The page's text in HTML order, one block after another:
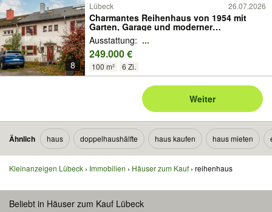
8
Lübeck 26.07.2026
Charmantes Reihenhaus von 1954 mit
Garten, Garage und moderner
Dachsanierung auf Erbpachtgrundstück
Ausstattung: ...
249.000 €
100 m² 6 Zi.
Weiter
Ähnlich haus doppelhaushälfte haus kaufen haus mieten
Kleinanzeigen Lübeck Immobilien Häuser zum Kauf reihenhaus
Beliebt in Häuser zum Kauf Lübeck